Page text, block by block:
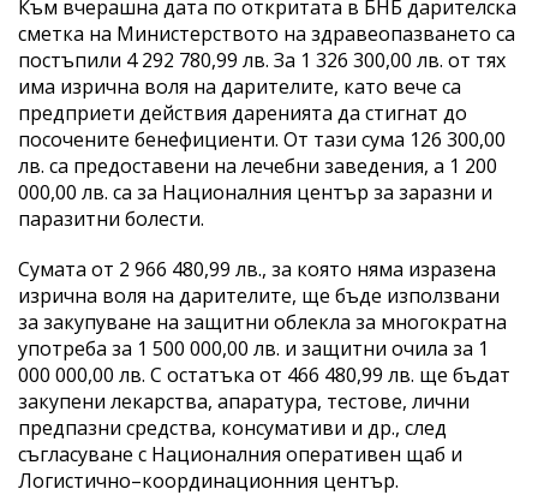
Към вчерашна дата по откритата в БНБ дарителска
сметка на Министерството на здравеопазването са
постъпили 4 292 780,99 лв. За 1 326 300,00 лв. от тях
има изрична воля на дарителите, като вече са
предприети действия даренията да стигнат до
посочените бенефициенти. От тази сума 126 300,00
лв. са предоставени на лечебни заведения, а 1 200
000,00 лв. са за Националния център за заразни и
паразитни болести.
Сумата от 2 966 480,99 лв., за която няма изразена
изрична воля на дарителите, ще бъде използвани
за закупуване на защитни облекла за многократна
употреба за 1 500 000,00 лв. и защитни очила за 1
000 000,00 лв. С остатъка от 466 480,99 лв. ще бъдат
закупени лекарства, апаратура, тестове, лични
предпазни средства, консумативи и др., след
съгласуване с Националния оперативен щаб и
Логистично–координационния център.